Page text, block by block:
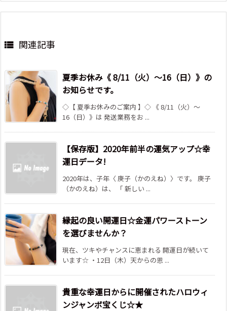
 関連記事
夏季お休み《 8/11（火）～16（日）》の
お知らせです。
◇【 夏季お休みのご案内 】◇ 《 8/11（火）～
16（日）》は 発送業務をお ...
【保存版】2020年前半の運気アップ☆幸
運日データ!
2020年は、子年〈 庚子（かのえね）〉です。 庚子
（かのえね）は、 「 新しい ...
縁起の良い開運日☆金運パワーストーン
を選びませんか？
現在、ツキやチャンスに恵まれる 開運日が続いて
います☆ ・12日（木）天からの恩 ...
貴重な幸運日からに開催されたハロウィ
ンジャンボ宝くじ☆★